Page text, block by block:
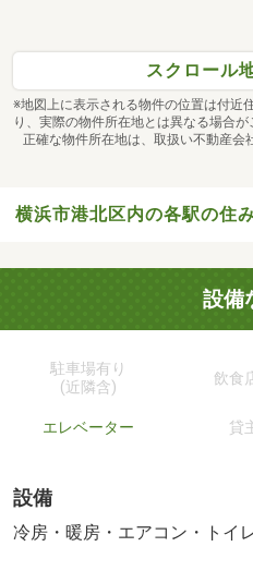
スクロール
※地図上に表示される物件の位置は付近
り、実際の物件所在地とは異なる場合が
正確な物件所在地は、取扱い不動産会
横浜市港北区内の各駅の住
設備
駐車場有り
(近隣含)
飲食
エレベーター 貸
設備
冷房・暖房・エアコン・トイ